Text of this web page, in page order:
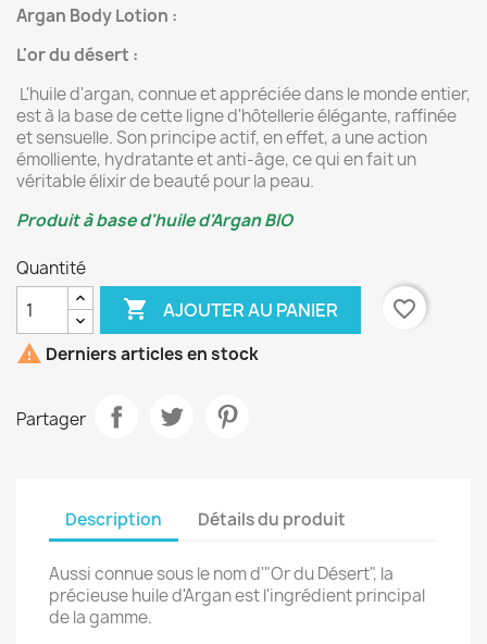
Argan Body Lotion :
L'or du désert :
L'huile d'argan, connue et appréciée dans le monde entier,
est à la base de cette ligne d'hôtellerie élégante, raffinée
et sensuelle. Son principe actif, en effet, a une action
émolliente, hydratante et anti-âge, ce qui en fait un
véritable élixir de beauté pour la peau.
Produit à base d'huile d'Argan BIO
Quantité
 AJOUTER AU PANIER
favorite_border
 Derniers articles en stock
Partager
Description Détails du produit
Aussi connue sous le nom d'"Or du Désert", la
précieuse huile d'Argan est l'ingrédient principal
de la gamme.